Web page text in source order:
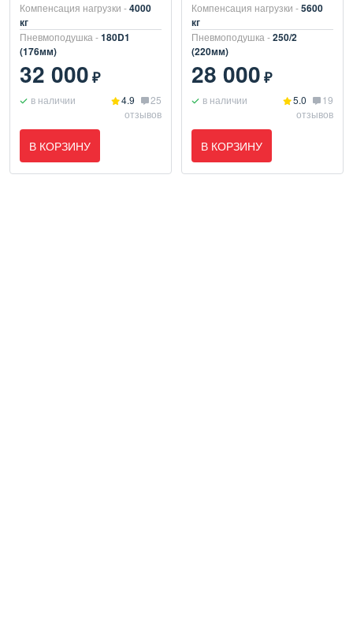
Компенсация нагрузки -4000
кг
Пневмоподушка -180D1
(176мм)
32 000₽
в наличии 4.9
25
отзывов
В КОРЗИНУ
Компенсация нагрузки -5600
кг
Пневмоподушка -250/2
(220мм)
28 000₽
в наличии 5.0
19
отзывов
В КОРЗИНУ